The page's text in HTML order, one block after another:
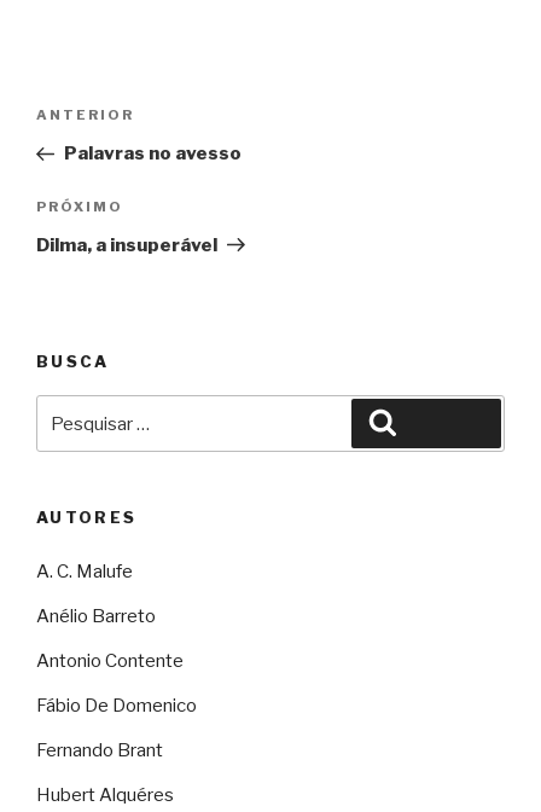
Post
Anterior
ANTERIOR
Palavras no avesso
Próximo
PRÓXIMO
Dilma, a insuperável
BUSCA
AUTORES
A. C. Malufe
Anélio Barreto
Antonio Contente
Fábio De Domenico
Fernando Brant
Hubert Alquéres